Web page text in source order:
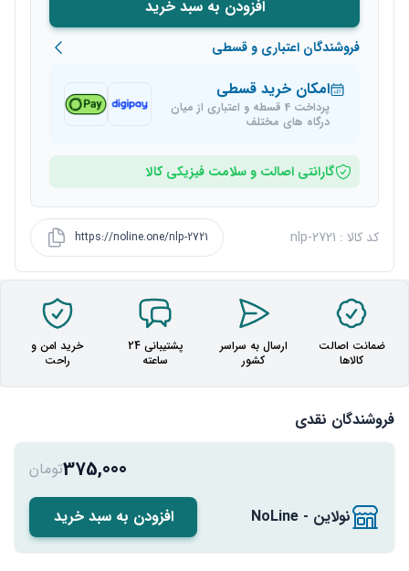
افزودن به سبد خرید
فروشندگان اعتباری و قسطی
امکان خرید قسطی
پرداخت 4 قسطه و اعتباری از میان
درگاه های مختلف
گارانتی اصالت و سلامت فیزیکی کالا
کد کالا : nlp-2721 https://noline.one/nlp-2721
ضمانت اصالت
کالاها
ارسال به سراسر
کشور
پشتیبانی 24
ساعته
خرید امن و
راحت
فروشندگان نقدی
نولاین - NoLine
375,000تومان
افزودن به سبد خرید